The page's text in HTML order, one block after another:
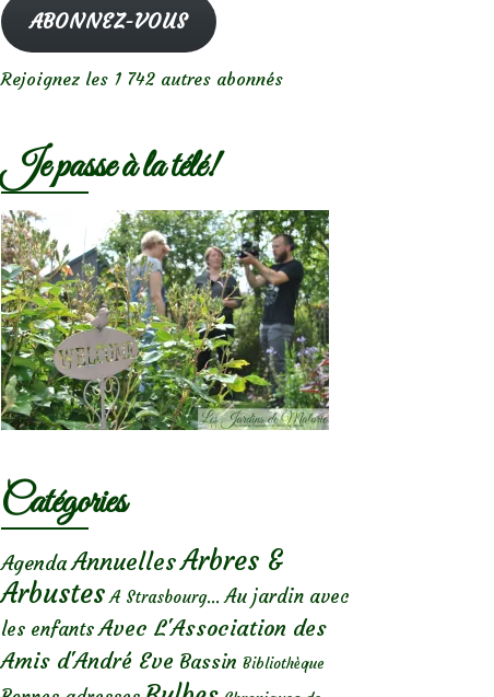
mailABONNEZ-VOUS
Rejoignez les 1 742 autres abonnés
Je passe à la télé!
Catégories
Agenda AnnuellesArbres &
Arbustes A Strasbourg... Au jardin avec
les enfants Avec L'Association des
Amis d'André Eve Bassin Bibliothèque